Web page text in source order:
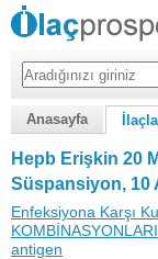
Anasayfa
Hepb Erişkin 20
Süspansiyon, 10
Enfeksiyona Karşı
KOMBİNASYONLARI
antigen